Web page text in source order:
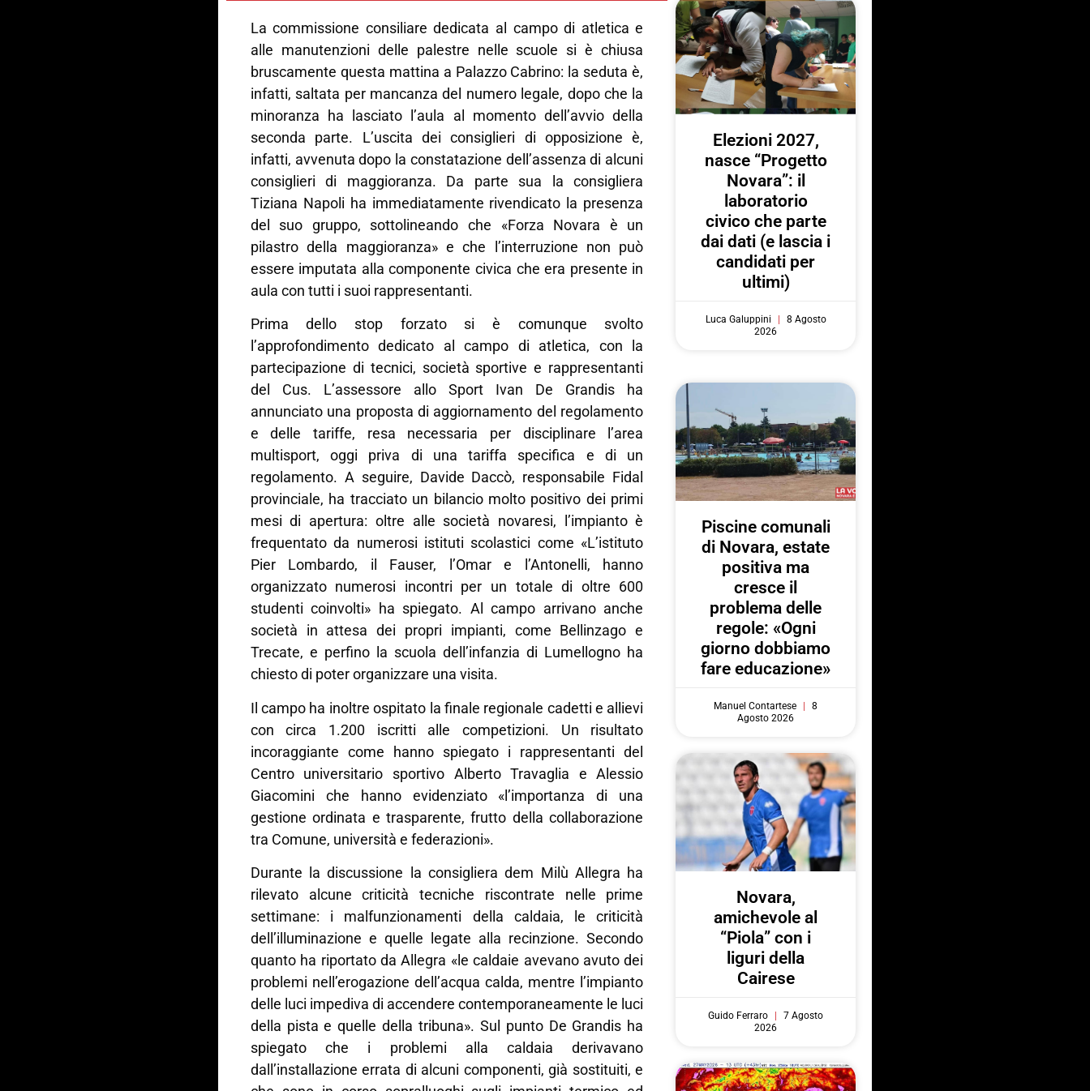
La commissione consiliare dedicata al campo di atletica e
alle manutenzioni delle palestre nelle scuole si è chiusa
bruscamente questa mattina a Palazzo Cabrino: la seduta è,
infatti, saltata per mancanza del numero legale, dopo che la
minoranza ha lasciato l’aula al momento dell’avvio della
seconda parte. L’uscita dei consiglieri di opposizione è,
infatti, avvenuta dopo la constatazione dell’assenza di alcuni
consiglieri di maggioranza. Da parte sua la consigliera
Tiziana Napoli ha immediatamente rivendicato la presenza
del suo gruppo, sottolineando che «Forza Novara è un
pilastro della maggioranza» e che l’interruzione non può
essere imputata alla componente civica che era presente in
aula con tutti i suoi rappresentanti.
Prima dello stop forzato si è comunque svolto
l’approfondimento dedicato al campo di atletica, con la
partecipazione di tecnici, società sportive e rappresentanti
del Cus. L’assessore allo Sport Ivan De Grandis ha
annunciato una proposta di aggiornamento del regolamento
e delle tariffe, resa necessaria per disciplinare l’area
multisport, oggi priva di una tariffa specifica e di un
regolamento. A seguire, Davide Daccò, responsabile Fidal
provinciale, ha tracciato un bilancio molto positivo dei primi
mesi di apertura: oltre alle società novaresi, l’impianto è
frequentato da numerosi istituti scolastici come «L’istituto
Pier Lombardo, il Fauser, l’Omar e l’Antonelli, hanno
organizzato numerosi incontri per un totale di oltre 600
studenti coinvolti» ha spiegato. Al campo arrivano anche
società in attesa dei propri impianti, come Bellinzago e
Trecate, e perfino la scuola dell’infanzia di Lumellogno ha
chiesto di poter organizzare una visita.
Il campo ha inoltre ospitato la finale regionale cadetti e allievi
con circa 1.200 iscritti alle competizioni. Un risultato
incoraggiante come hanno spiegato i rappresentanti del
Centro universitario sportivo Alberto Travaglia e Alessio
Giacomini che hanno evidenziato «l’importanza di una
gestione ordinata e trasparente, frutto della collaborazione
tra Comune, università e federazioni».
Durante la discussione la consigliera dem Milù Allegra ha
rilevato alcune criticità tecniche riscontrate nelle prime
settimane: i malfunzionamenti della caldaia, le criticità
dell’illuminazione e quelle legate alla recinzione. Secondo
quanto ha riportato da Allegra «le caldaie avevano avuto dei
problemi nell’erogazione dell’acqua calda, mentre l’impianto
delle luci impediva di accendere contemporaneamente le luci
della pista e quelle della tribuna». Sul punto De Grandis ha
spiegato che i problemi alla caldaia derivavano
dall’installazione errata di alcuni componenti, già sostituiti, e
Elezioni 2027,
nasce “Progetto
Novara”: il
laboratorio
civico che parte
dai dati (e lascia i
candidati per
ultimi)
Luca Galuppini
8 Agosto
2026
Piscine comunali
di Novara, estate
positiva ma
cresce il
problema delle
regole: «Ogni
giorno dobbiamo
fare educazione»
Manuel Contartese
8
Agosto 2026
Novara,
amichevole al
“Piola” con i
liguri della
Cairese
Guido Ferraro
7 Agosto
2026